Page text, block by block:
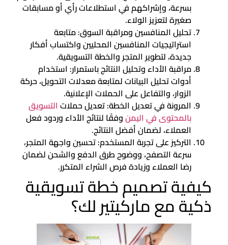
بسرعة، وإشراكهم في استطلاعات رأي أو مسابقات
صغيرة لتعزيز الولاء.
تحليل المنافسين ومراقبة السوق: متابعة
استراتيجيات المنافسين المحليين واكتساب أفكار
جديدة، لتطوير المتجر والخطة التسويقية.
مراقبة الأداء وتحليل النتائج باستمرار: استخدام
أدوات تحليل البيانات لمتابعة معدلات التحويل، حركة
الزوار، والتفاعل على الحملات الإعلانية.
المرونة في تعديل الخطة: تعديل حملات التسويق
بالمحتوى في اليمنوفقًا لنتائج الأداء وردود فعل
العملاء، لضمان أفضل النتائج.
التركيز على تجربة المستخدم: تحسين واجهة المتجر،
سرعة التصفح، ووضوح طرق الدفع والشحن لضمان
رضا العملاء وزيادة فرص الشراء المتكرر.
كيفية تصميم خطة تسويقية
ذكية مع ماركيتير لك؟